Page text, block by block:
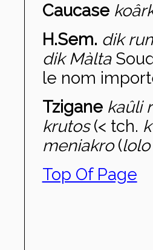
Caucase ko
H.Sem. dik
dik Màlta
le nom
Tzigane kaûli
krutos(< tch.
meniakro(lolo
Top Of Page